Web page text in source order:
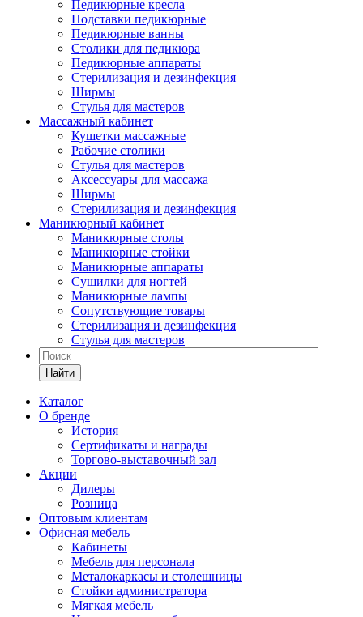
Педикюрные кресла
Подставки педикюрные
Педикюрные ванны
Столики для педикюра
Педикюрные аппараты
Стерилизация и дезинфекция
Ширмы
Стулья для мастеров
Массажный кабинет
Кушетки массажные
Рабочие столики
Стулья для мастеров
Аксессуары для массажа
Ширмы
Стерилизация и дезинфекция
Маникюрный кабинет
Маникюрные столы
Маникюрные стойки
Маникюрные аппараты
Сушилки для ногтей
Маникюрные лампы
Сопутствующие товары
Стерилизация и дезинфекция
Стулья для мастеров
Найти
Каталог
О бренде
История
Сертификаты и награды
Торгово-выставочный зал
Акции
Дилеры
Розница
Оптовым клиентам
Офисная мебель
Кабинеты
Мебель для персонала
Металокаркасы и столешницы
Стойки администратора
Мягкая мебель